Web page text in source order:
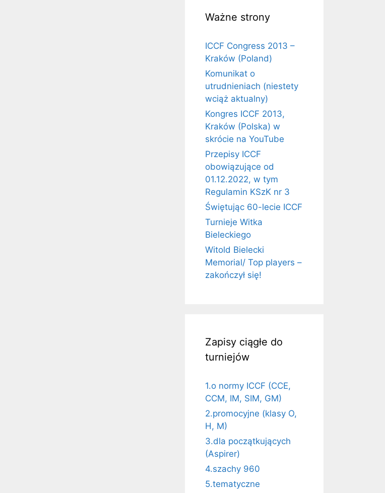
Ważne strony
ICCF Congress 2013 –
Kraków (Poland)
Komunikat o
utrudnieniach (niestety
wciąż aktualny)
Kongres ICCF 2013,
Kraków (Polska) w
skrócie na YouTube
Przepisy ICCF
obowiązujące od
01.12.2022, w tym
Regulamin KSzK nr 3
Świętując 60-lecie ICCF
Turnieje Witka
Bieleckiego
Witold Bielecki
Memorial/ Top players –
zakończył się!
Zapisy ciągłe do
turniejów
1.o normy ICCF (CCE,
CCM, IM, SIM, GM)
2.promocyjne (klasy O,
H, M)
3.dla początkujących
(Aspirer)
4.szachy 960
5.tematyczne